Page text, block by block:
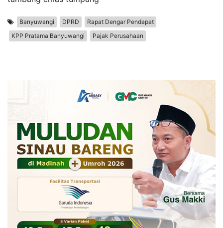
Banyuwangi DPRD
Rapat Dengar Pendapat
KPP Pratama Banyuwangi
Pajak Perusahaan